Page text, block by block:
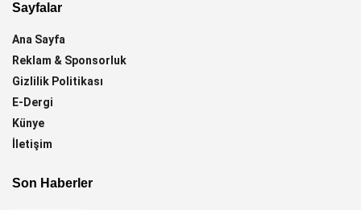
Sayfalar
Ana Sayfa
Reklam & Sponsorluk
Gizlilik Politikası
E-Dergi
Künye
İletişim
Son Haberler